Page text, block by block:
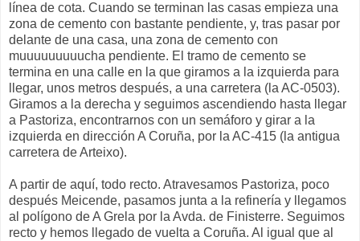
línea de cota. Cuando se terminan las casas empieza una
zona de cemento con bastante pendiente, y, tras pasar por
delante de una casa, una zona de cemento con
muuuuuuuuucha pendiente. El tramo de cemento se
termina en una calle en la que giramos a la izquierda para
llegar, unos metros después, a una carretera (la AC-0503).
Giramos a la derecha y seguimos ascendiendo hasta llegar
a Pastoriza, encontrarnos con un semáforo y girar a la
izquierda en dirección A Coruña, por la AC-415 (la antigua
carretera de Arteixo).
A partir de aquí, todo recto. Atravesamos Pastoriza, poco
después Meicende, pasamos junta a la refinería y llegamos
al polígono de A Grela por la Avda. de Finisterre. Seguimos
recto y hemos llegado de vuelta a Coruña. Al igual que al